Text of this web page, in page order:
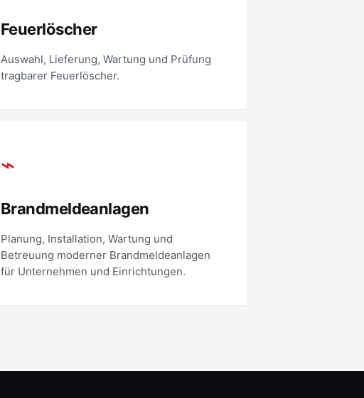
Feuerlöscher
Auswahl, Lieferung, Wartung und Prüfung
tragbarer Feuerlöscher.
⌁
Brandmeldeanlagen
Planung, Installation, Wartung und
Betreuung moderner Brandmeldeanlagen
für Unternehmen und Einrichtungen.